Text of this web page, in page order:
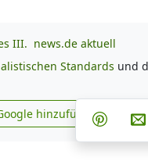
III. news.de aktuell
Standards und
news.de zu Google
hinzufügen Teilen